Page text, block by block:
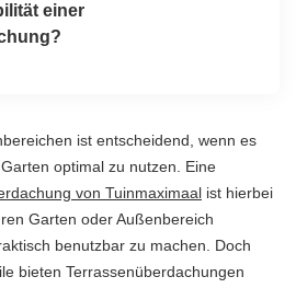
einer
ist entscheidend, wenn es
optimal zu nutzen. Eine
von Tuinmaximaal ist hierbei
Garten oder Außenbereich
benutzbar zu machen. Doch
bieten Terrassenüberdachungen